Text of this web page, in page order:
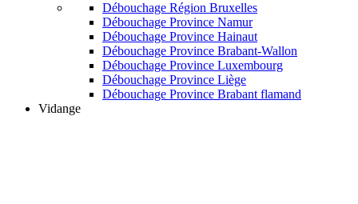
Débouchage Région Bruxelles
Débouchage Province Namur
Débouchage Province Hainaut
Débouchage Province Brabant-Wallon
Débouchage Province Luxembourg
Débouchage Province Liège
Débouchage Province Brabant flamand
Vidange